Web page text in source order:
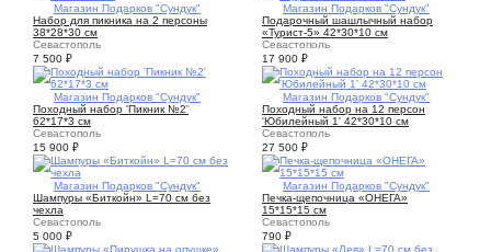
Магазин Подарков "Сундук"
Набор для пикника на 2 персоны
38*28*30 см
Севастополь
7 500 ₽
Магазин Подарков "Сундук"
Подарочный шашлычный набор
«Турист-5» 42*30*10 см
Севастополь
17 900 ₽
Магазин Подарков "Сундук"
Походный набор 'Пикник №2'
62*17*3 см
Севастополь
15 900 ₽
Магазин Подарков "Сундук"
Походный набор на 12 персон
'Юбилейный 1' 42*30*10 см
Севастополь
27 500 ₽
Магазин Подарков "Сундук"
Шампуры «Биткойн» L=70 см без
чехла
Севастополь
5 000 ₽
Магазин Подарков "Сундук"
Печка-щепочница «ОНЕГА»
15*15*15 см
Севастополь
790 ₽